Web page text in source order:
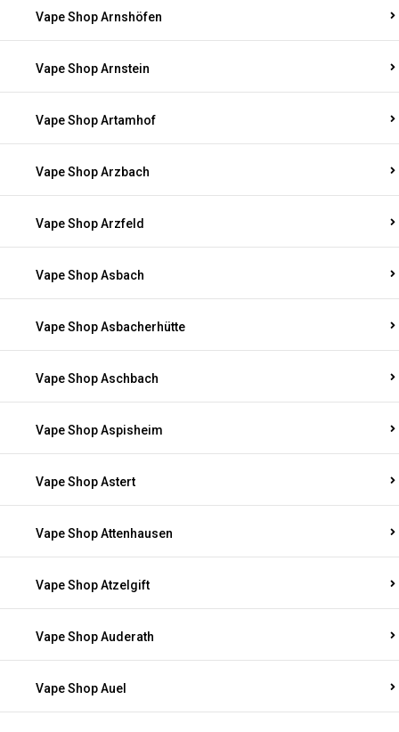
Vape Shop Arnshöfen
Vape Shop Arnstein
Vape Shop Artamhof
Vape Shop Arzbach
Vape Shop Arzfeld
Vape Shop Asbach
Vape Shop Asbacherhütte
Vape Shop Aschbach
Vape Shop Aspisheim
Vape Shop Astert
Vape Shop Attenhausen
Vape Shop Atzelgift
Vape Shop Auderath
Vape Shop Auel